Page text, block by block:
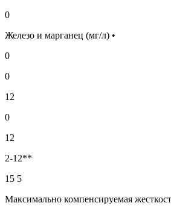
0
Железо и марганец (мг/л) •
0
0
12
0
12
2-12**
15 5
Максимально компенсируемая